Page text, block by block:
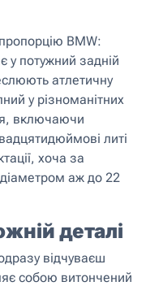
BMW:
у потужний задній
атлетичну
у різноманітних
включаючи
литі
хоча за
аж до 22
деталі
відчуваєш
собою витончений